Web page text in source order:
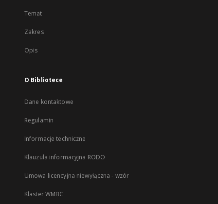
Temat
Zakres
Opis
O Bibliotece
Dane kontaktowe
Regulamin
Informacje techniczne
Klauzula informacyjna RODO
Umowa licencyjna niewyłączna - wzór
Klaster WMBC